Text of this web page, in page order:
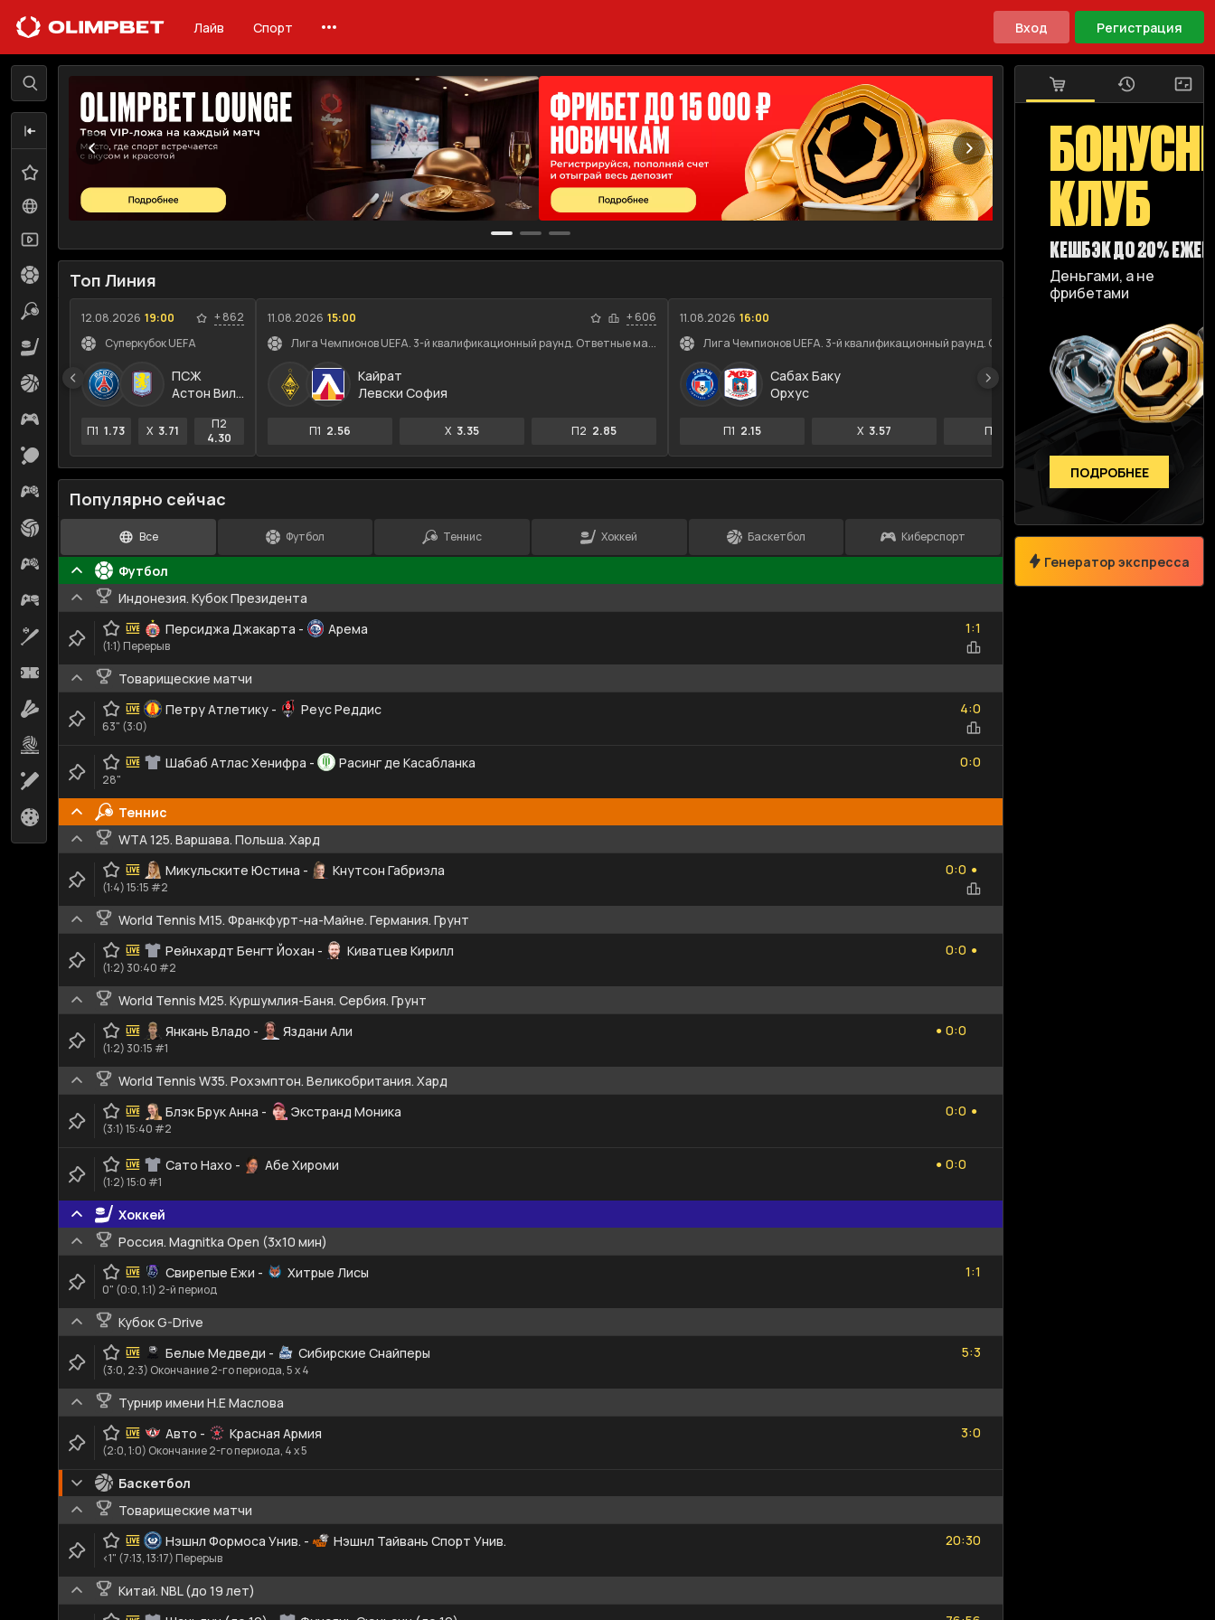
Лайв Спорт Вход Регистрация
Лайв Линия
Все события
Футбол
Теннис
Хоккей
Баскетбол
Настольный теннис 26
Киберфутбол
Кибербаскетбол
Киберхоккей 6
Бейсбол 7
Футзал
Бадминтон 3
Крикет
Флорбол
Топ Линия
12.08.2026 19:00 +862
Суперкубок UEFA
ПСЖ
Астон Вилла
П1 1.73 X 3.71
П2
4.30
11.08.2026 15:00 +606
Лига Чемпионов UEFA. 3-й квалификационный раунд. Ответные ма...
Кайрат
Левски София
П1 2.56 X 3.35 П2 2.85
11.08.2026 16:00
Лига Чемпионов UEFA. 3-й квалификационный раунд. Ответные ма...
Сабах Баку
Орхус
П1 2.15 X 3.57 П2
Лига Чемпионов
Популярно сейчас
Все Футбол Теннис Хоккей Баскетбол Киберспорт
Футбол
Индонезия. Кубок Президента
Персиджа Джакарта - Арема
1
1:
1
1
(1:1) Перерыв
Товарищеские матчи
Петру Атлетику - Реус Реддис
4
4:
0
0
63" (3:0)
Шабаб Атлас Хенифра - Расинг де Касабланка
0:0
28"
Теннис
WTA 125. Варшава. Польша. Хард
Микульските Юстина - Кнутсон Габриэла
0
0:
0
0 ●
(1:4) 15:15 #2
World Tennis M15. Франкфурт-на-Майне. Германия. Грунт
Рейнхардт Бенгт Йохан - Киватцев Кирилл
0
0:
0
0 ●
(1:2) 30:40 #2
World Tennis M25. Куршумлия-Баня. Сербия. Грунт
Янкань Владо - Яздани Али ●
0
0:
0
0
(1:2) 30:15 #1
World Tennis W35. Рохэмптон. Великобритания. Хард
Блэк Брук Анна - Экстранд Моника
0
0:
0
0 ●
(3:1) 15:40 #2
Сато Нахо - Абе Хироми ● 0:0
(1:2) 15:0 #1
Хоккей
Россия. Magnitka Open (3х10 мин)
Свирепые Ежи - Хитрые Лисы
1
1:
1
1
0" (0:0, 1:1) 2-й период
Кубок G-Drive
Белые Медведи - Сибирские Снайперы
5
5:
3
3
(3:0, 2:3) Окончание 2-го периода, 5 x 4
Турнир имени Н.Е Маслова
Авто - Красная Армия
3
3:
0
0
(2:0, 1:0) Окончание 2-го периода, 4 x 5
Баскетбол
Товарищеские матчи
Нэшнл Формоса Унив. - Нэшнл Тайвань Спорт Унив.
20
20:
30
30
<1" (7:13, 13:17) Перерыв
Китай. NBL (до 19 лет)
76 56
КЛУБ
КЕШБЭК ДО 20%
Деньгами, а не
фрибетами
ПОДРОБНЕЕ
Генератор экспресса